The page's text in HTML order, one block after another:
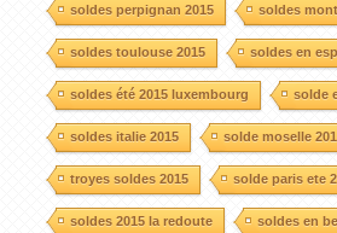
soldes perpignan 2015 soldes
soldes toulouse 2015 soldes en
soldes été 2015 luxembourg solde
soldes italie 2015 solde moselle
troyes soldes 2015 solde paris ete
soldes 2015 la redoute soldes en